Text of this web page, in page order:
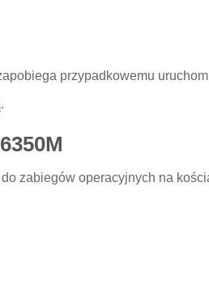
przypadkowemu
zabiegów operacyjnych na